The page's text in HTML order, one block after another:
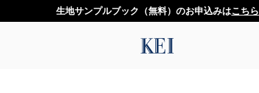
生地サンプルブック（無料）のお申込みはこちら